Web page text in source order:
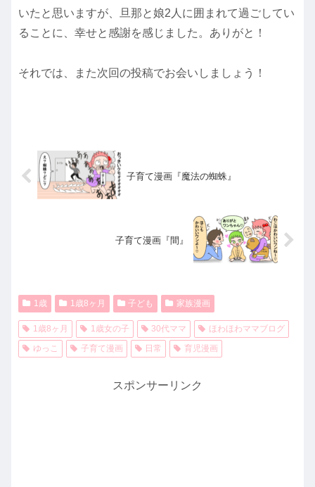
いたと思いますが、旦那と娘2人に囲まれて過ごしてい
ることに、幸せと感謝を感じました。ありがと！
それでは、また次回の投稿でお会いしましょう！
子育て漫画『魔法の蜘蛛』
子育て漫画『間』
1歳 1歳8ヶ月 子ども 家族漫画
1歳8ヶ月 1歳女の子 30代ママ
ほわほわママブログ
ゆっこ
子育て漫画 日常 育児漫画
スポンサーリンク